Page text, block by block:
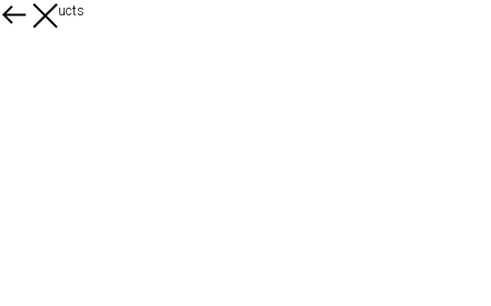
More products